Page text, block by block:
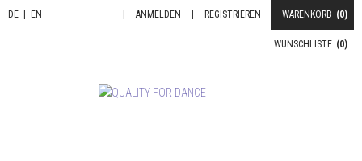
DE EN WARENKORB (0)
REGISTRIEREN
ANMELDEN
WUNSCHLISTE (0)